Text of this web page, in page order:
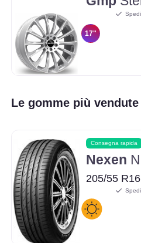
17"
Le gomme più
Consegna rapida
Nexen
205/55